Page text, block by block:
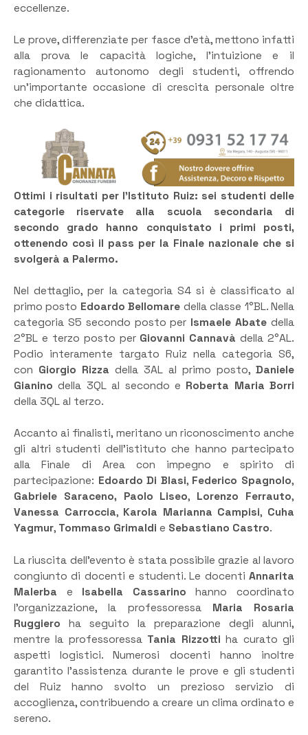
eccellenze.
Le prove, differenziate per fasce d’età, mettono infatti
alla prova le capacità logiche, l’intuizione e il
ragionamento autonomo degli studenti, offrendo
un’importante occasione di crescita personale oltre
che didattica.
Ottimi i risultati per l’Istituto Ruiz: sei studenti delle
categorie riservate alla scuola secondaria di
secondo grado hanno conquistato i primi posti,
ottenendo così il pass per la Finale nazionale che si
svolgerà a Palermo.
Nel dettaglio, per la categoria S4 si è classificato al
primo posto Edoardo Bellomare della classe 1°BL. Nella
categoria S5 secondo posto per Ismaele Abate della
2°BL e terzo posto per Giovanni Cannavà della 2°AL.
Podio interamente targato Ruiz nella categoria S6,
con Giorgio Rizza della 3AL al primo posto, Daniele
Gianinodella 3QL al secondo e Roberta Maria Borri
della 3QL al terzo.
Accanto ai finalisti, meritano un riconoscimento anche
gli altri studenti dell’istituto che hanno partecipato
alla Finale di Area con impegno e spirito di
partecipazione: Edoardo Di Blasi, Federico Spagnolo,
Gabriele Saraceno, Paolo Liseo, Lorenzo Ferrauto,
Vanessa Carroccia, Karola Marianna Campisi, Cuha
Yagmur, Tommaso Grimaldi e Sebastiano Castro.
La riuscita dell’evento è stata possibile grazie al lavoro
congiunto di docenti e studenti. Le docenti Annarita
Malerba e Isabella Cassarino hanno coordinato
l’organizzazione, la professoressa Maria Rosaria
Ruggiero ha seguito la preparazione degli alunni,
mentre la professoressa Tania Rizzotti ha curato gli
aspetti logistici. Numerosi docenti hanno inoltre
garantito l’assistenza durante le prove e gli studenti
del Ruiz hanno svolto un prezioso servizio di
accoglienza, contribuendo a creare un clima ordinato e
sereno.